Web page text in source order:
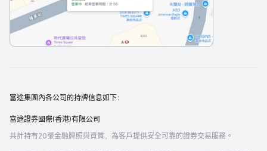
富途集團內各公司的持牌信息如下：
富途證券國際(香港)有限公司
共計持有20張金融牌照與資質，為客戶提供安全可靠的證券交易服務。